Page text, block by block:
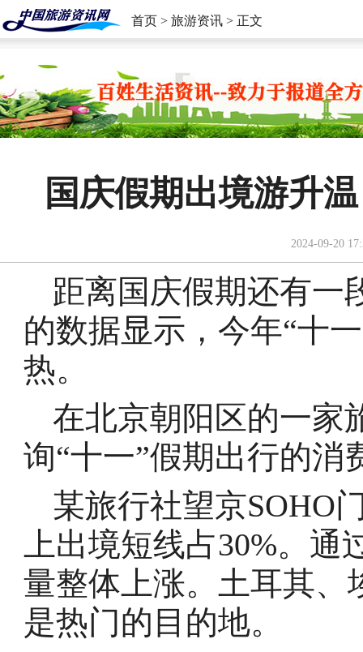
首页 > 旅游资讯 > 正文
国庆假期出境游升
2024-09-20
距离国庆假期还有一
的数据显示，今年“十
热。
在北京朝阳区的一家
询“十一”假期出行的消
某旅行社望京SOHO
上出境短线占30%。通
量整体上涨。土耳其、
是热门的目的地。